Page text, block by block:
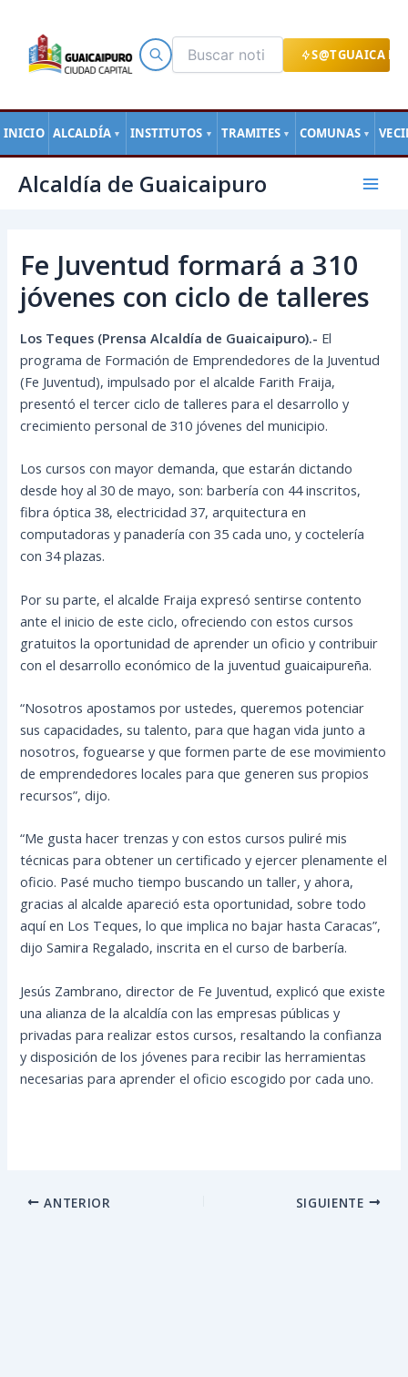
S@TGUAICA
INICIO ALCALDÍA ▼ INSTITUTOS ▼ TRAMITES ▼ COMUNAS ▼
contenido
Alcaldía de Guaicaipuro
Main
Fe Juventud formará a 310
jóvenes con ciclo de talleres
Los Teques (Prensa Alcaldía de Guaicaipuro).- El
programa de Formación de Emprendedores de la Juventud
(Fe Juventud), impulsado por el alcalde Farith Fraija,
presentó el tercer ciclo de talleres para el desarrollo y
crecimiento personal de 310 jóvenes del municipio.
Los cursos con mayor demanda, que estarán dictando
desde hoy al 30 de mayo, son: barbería con 44 inscritos,
fibra óptica 38, electricidad 37, arquitectura en
computadoras y panadería con 35 cada uno, y coctelería
con 34 plazas.
Por su parte, el alcalde Fraija expresó sentirse contento
ante el inicio de este ciclo, ofreciendo con estos cursos
gratuitos la oportunidad de aprender un oficio y contribuir
con el desarrollo económico de la juventud guaicaipureña.
“Nosotros apostamos por ustedes, queremos potenciar
sus capacidades, su talento, para que hagan vida junto a
nosotros, foguearse y que formen parte de ese movimiento
de emprendedores locales para que generen sus propios
recursos”, dijo.
“Me gusta hacer trenzas y con estos cursos puliré mis
técnicas para obtener un certificado y ejercer plenamente el
oficio. Pasé mucho tiempo buscando un taller, y ahora,
gracias al alcalde apareció esta oportunidad, sobre todo
aquí en Los Teques, lo que implica no bajar hasta Caracas”,
dijo Samira Regalado, inscrita en el curso de barbería.
Jesús Zambrano, director de Fe Juventud, explicó que existe
una alianza de la alcaldía con las empresas públicas y
privadas para realizar estos cursos, resaltando la confianza
y disposición de los jóvenes para recibir las herramientas
necesarias para aprender el oficio escogido por cada uno.
de
ANTERIOR SIGUIENTE